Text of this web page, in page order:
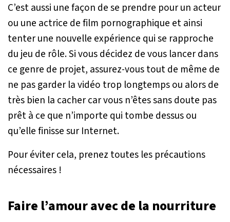
C’est aussi une façon de se prendre pour un acteur
ou une actrice de film pornographique et ainsi
tenter une nouvelle expérience qui se rapproche
du jeu de rôle. Si vous décidez de vous lancer dans
ce genre de projet, assurez-vous tout de même de
ne pas garder la vidéo trop longtemps ou alors de
très bien la cacher car vous n’êtes sans doute pas
prêt à ce que n’importe qui tombe dessus ou
qu’elle finisse sur Internet.
Pour éviter cela, prenez toutes les précautions
nécessaires !
Faire l’amour avec de la nourriture